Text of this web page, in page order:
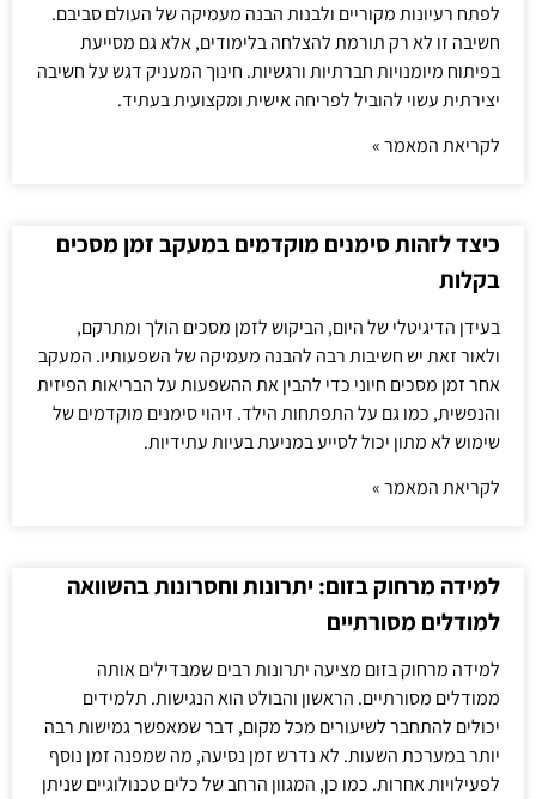
לפתח רעיונות מקוריים ולבנות הבנה מעמיקה של העולם סביבם.
חשיבה זו לא רק תורמת להצלחה בלימודים, אלא גם מסייעת
בפיתוח מיומנויות חברתיות ורגשיות. חינוך המעניק דגש על חשיבה
יצירתית עשוי להוביל לפריחה אישית ומקצועית בעתיד.
לקריאת המאמר »
כיצד לזהות סימנים מוקדמים במעקב זמן מסכים
בקלות
בעידן הדיגיטלי של היום, הביקוש לזמן מסכים הולך ומתרקם,
ולאור זאת יש חשיבות רבה להבנה מעמיקה של השפעותיו. המעקב
אחר זמן מסכים חיוני כדי להבין את ההשפעות על הבריאות הפיזית
והנפשית, כמו גם על התפתחות הילד. זיהוי סימנים מוקדמים של
שימוש לא מתון יכול לסייע במניעת בעיות עתידיות.
לקריאת המאמר »
למידה מרחוק בזום: יתרונות וחסרונות בהשוואה
למודלים מסורתיים
למידה מרחוק בזום מציעה יתרונות רבים שמבדילים אותה
ממודלים מסורתיים. הראשון והבולט הוא הנגישות. תלמידים
יכולים להתחבר לשיעורים מכל מקום, דבר שמאפשר גמישות רבה
יותר במערכת השעות. לא נדרש זמן נסיעה, מה שמפנה זמן נוסף
לפעילויות אחרות. כמו כן, המגוון הרחב של כלים טכנולוגיים שניתן